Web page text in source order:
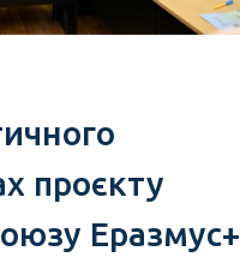
проєкту
Еразмус+